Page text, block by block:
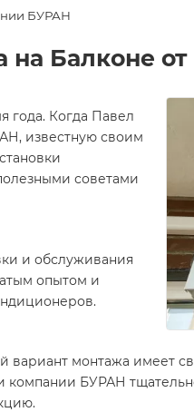
БУРАН
на Балконе
года. Когда Павел
известную своим
советами
и обслуживания
опытом и
вариант монтажа имеет
БУРАН